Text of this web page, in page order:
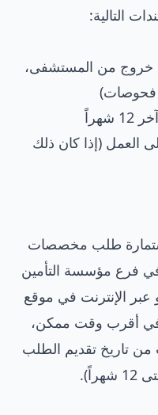
التالية:
خروج من المستشفى،
فحوصات)
العمل (إذا كان ذلك
طلب مخصصات
العامة (استمارة 21.01) في فرع مؤسسة التأمين
عبر الإنترنت في موقع
في أقرب وقت ممكن،
تاريخ تقديم الطلب